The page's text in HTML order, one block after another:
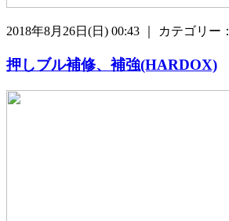
2018年8月26日(日) 00:43 ｜ カテゴリー：
押しブル補修、補強(HARDOX)